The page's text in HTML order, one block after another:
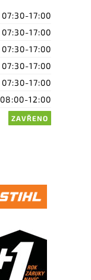
07:30-17:00
07:30-17:00
07:30-17:00
07:30-17:00
07:30-17:00
08:00-12:00
ZAVŘENO